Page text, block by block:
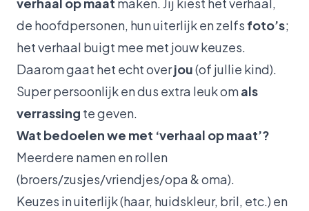
de hoofdpersonen, hun uiterlijk en zelfs foto’s;
het verhaal buigt mee met jouw keuzes.
Daarom gaat het echt overjou(of jullie kind).
Super persoonlijk en dus extra leuk omals
verrassing te geven.
Wat bedoelen we met ‘verhaal op maat’?
Meerdere namen en rollen
(broers/zusjes/vriendjes/opa & oma).
Keuzes in uiterlijk (haar, huidskleur, bril, etc.) en